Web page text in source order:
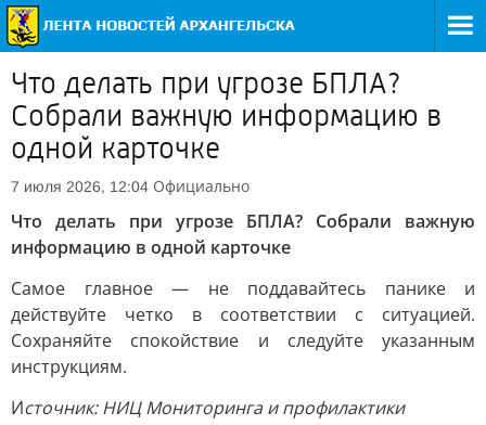
Что делать при угрозе БПЛА?
Собрали важную информацию в
одной карточке
7 июля 2026, 12:04 Официально
Что делать при угрозе БПЛА? Собрали важную
информацию в одной карточке
Самое главное — не поддавайтесь панике и
действуйте четко в соответствии с ситуацией.
Сохраняйте спокойствие и следуйте указанным
инструкциям.
Источник: НИЦ Мониторинга и профилактики